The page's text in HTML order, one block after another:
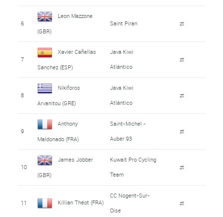
6
Leon Mazzone
(GBR)
Saint Piran zt
7
Xavier Cañellas
Sanchez (ESP)
Java Kiwi
Atlántico
zt
8
Nikiforos
Arvanitou (GRE)
Java Kiwi
Atlántico
zt
9
Anthony
Maldonado (FRA)
Saint-Michel -
Auber 93
zt
10
James Jobber
(GBR)
Kuwait Pro Cycling
Team
zt
11 Killian Théot (FRA)
CC Nogent-Sur-
Oise
zt